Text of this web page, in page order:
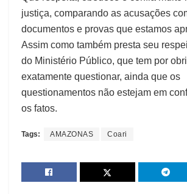
justiça, comparando as acusações
documentos e provas que estamos
Assim como também presta seu
do Ministério Público, que tem por
exatamente questionar, ainda que os
questionamentos não estejam em
os fatos.
Tags: AMAZONAS Coari